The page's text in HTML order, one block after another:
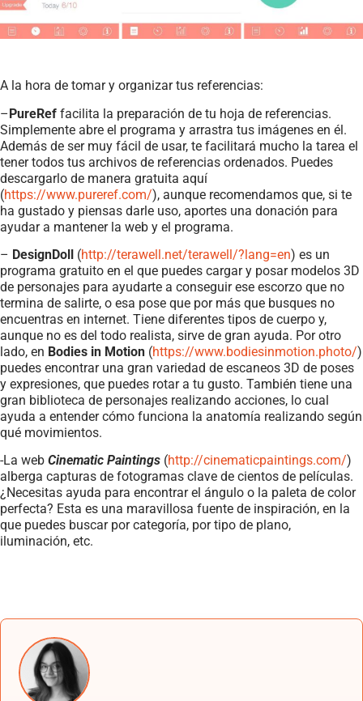
A la hora de tomar y organizar tus referencias:
–PureRef facilita la preparación de tu hoja de referencias.
Simplemente abre el programa y arrastra tus imágenes en él.
Además de ser muy fácil de usar, te facilitará mucho la tarea el
tener todos tus archivos de referencias ordenados. Puedes
descargarlo de manera gratuita aquí
(https://www.pureref.com/), aunque recomendamos que, si te
ha gustado y piensas darle uso, aportes una donación para
ayudar a mantener la web y el programa.
– DesignDoll (http://terawell.net/terawell/?lang=en) es un
programa gratuito en el que puedes cargar y posar modelos 3D
de personajes para ayudarte a conseguir ese escorzo que no
termina de salirte, o esa pose que por más que busques no
encuentras en internet. Tiene diferentes tipos de cuerpo y,
aunque no es del todo realista, sirve de gran ayuda. Por otro
lado, en Bodies in Motion (https://www.bodiesinmotion.photo/)
puedes encontrar una gran variedad de escaneos 3D de poses
y expresiones, que puedes rotar a tu gusto. También tiene una
gran biblioteca de personajes realizando acciones, lo cual
ayuda a entender cómo funciona la anatomía realizando según
qué movimientos.
-La web Cinematic Paintings (http://cinematicpaintings.com/)
alberga capturas de fotogramas clave de cientos de películas.
¿Necesitas ayuda para encontrar el ángulo o la paleta de color
perfecta? Esta es una maravillosa fuente de inspiración, en la
que puedes buscar por categoría, por tipo de plano,
iluminación, etc.